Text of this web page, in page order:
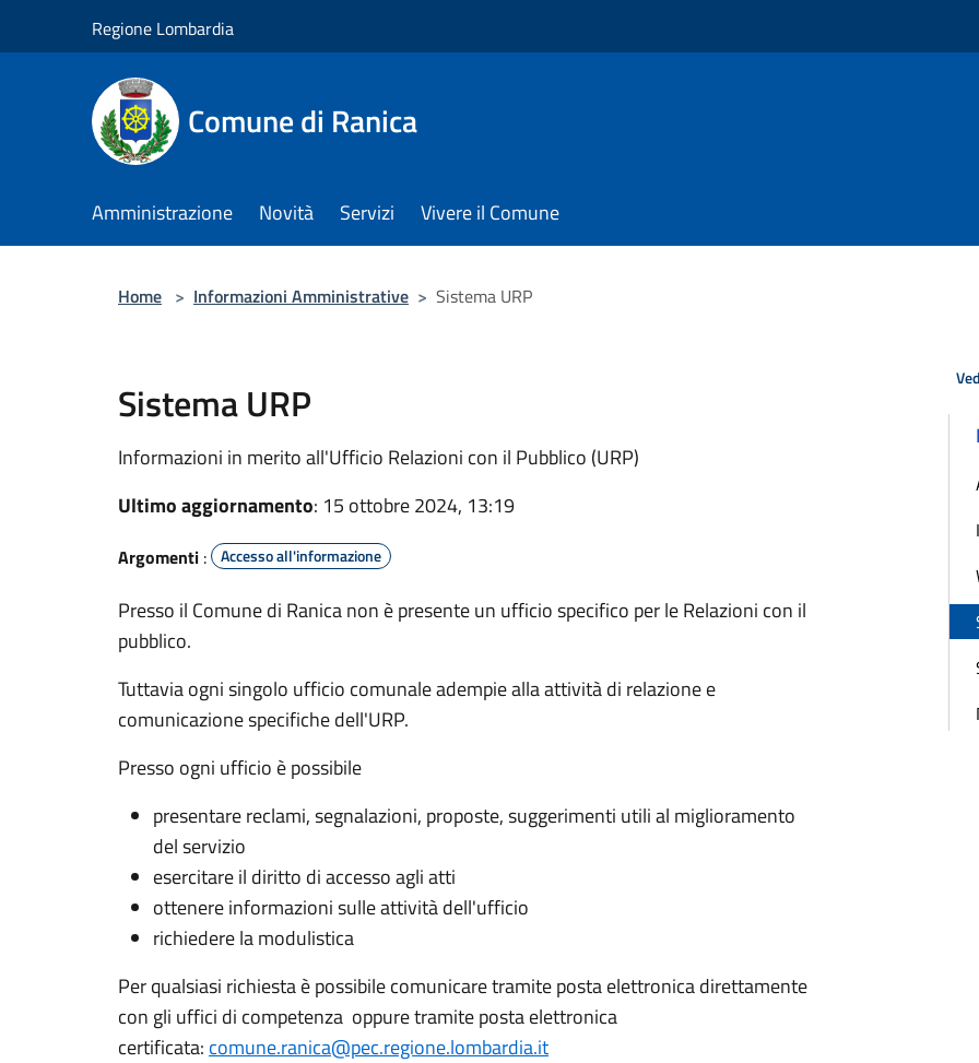
Regione Lombardia
Comune di Ranica
Amministrazione Novità Servizi Vivere il Comune
Home > Informazioni Amministrative > Sistema URP
Sistema URP
Informazioni in merito all'Ufficio Relazioni con il Pubblico (URP)
Ultimo aggiornamento: 15 ottobre 2024, 13:19
Argomenti : Accesso all'informazione
Presso il Comune di Ranica non è presente un ufficio specifico per le Relazioni con il
pubblico.
Tuttavia ogni singolo ufficio comunale adempie alla attività di relazione e
comunicazione specifiche dell'URP.
Presso ogni ufficio è possibile
presentare reclami, segnalazioni, proposte, suggerimenti utili al miglioramento
del servizio
esercitare il diritto di accesso agli atti
ottenere informazioni sulle attività dell'ufficio
richiedere la modulistica
Per qualsiasi richiesta è possibile comunicare tramite posta elettronica direttamente
con gli uffici di competenza oppure tramite posta elettronica
certificata: comune.ranica@pec.regione.lombardia.it